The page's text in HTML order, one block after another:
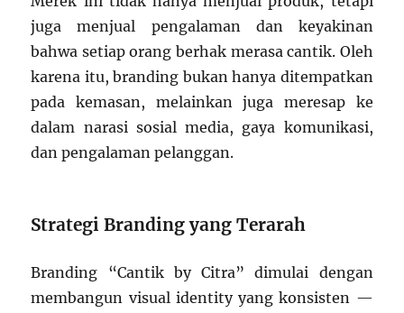
juga menjual pengalaman dan keyakinan
bahwa setiap orang berhak merasa cantik. Oleh
karena itu, branding bukan hanya ditempatkan
pada kemasan, melainkan juga meresap ke
dalam narasi sosial media, gaya komunikasi,
dan pengalaman pelanggan.
Strategi Branding yang Terarah
Branding “Cantik by Citra” dimulai dengan
membangun visual identity yang konsisten —